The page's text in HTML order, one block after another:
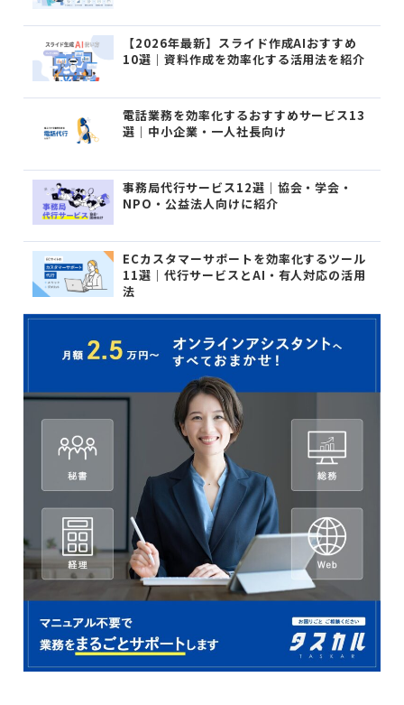
【2026年最新】スライド作成AIおすすめ
10選｜資料作成を効率化する活用法を紹介
電話業務を効率化するおすすめサービス13
選｜中小企業・一人社長向け
事務局代行サービス12選｜協会・学会・
NPO・公益法人向けに紹介
ECカスタマーサポートを効率化するツール
11選｜代行サービスとAI・有人対応の活用
法